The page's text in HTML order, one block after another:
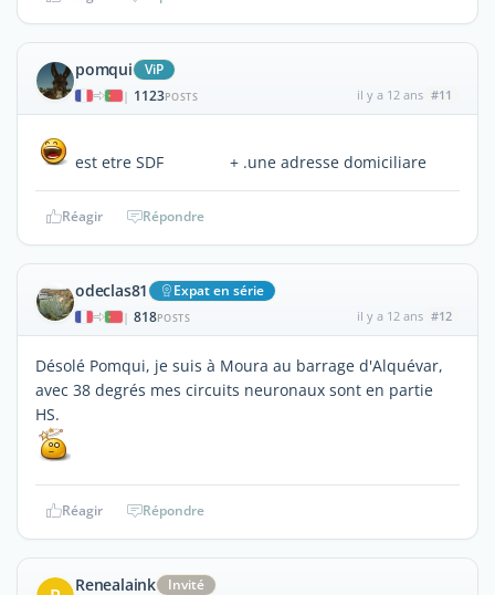
pomqui ViP
| 1123POSTS il y a 12 ans #11
est etre SDF + .une adresse domiciliare
Réagir Répondre
odeclas81 Expat en série
| 818POSTS il y a 12 ans #12
Désolé Pomqui, je suis à Moura au barrage d'Alquévar,
avec 38 degrés mes circuits neuronaux sont en partie
HS.
Réagir Répondre
Renealaink
Invité